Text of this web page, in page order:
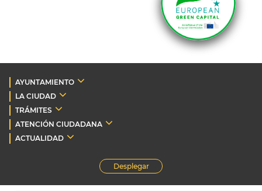
AYUNTAMIENTO
LA CIUDAD
TRÁMITES
ATENCIÓN CIUDADANA
ACTUALIDAD
Desplegar